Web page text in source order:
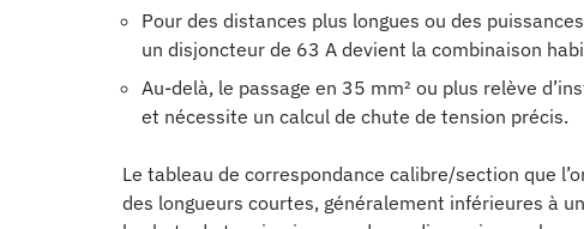
Pour des distances plus longues ou des
un disjoncteur de 63 A devient la combinaison
Au-delà, le passage en 35 mm² ou plus relève
et nécessite un calcul de chute de tension précis.
Le tableau de correspondance calibre/section que
des longueurs courtes, généralement inférieures à